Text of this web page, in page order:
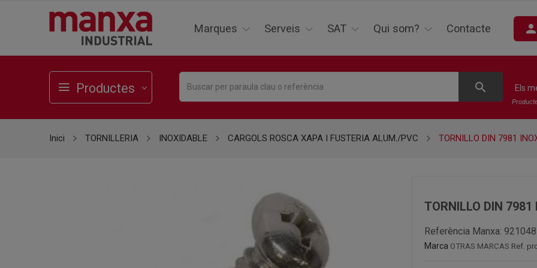
Marques Serveis SAT Qui som? Contacte person
Productes search Els
Inici TORNILLERIA INOXIDABLE CARGOLS ROSCA XAPA I FUSTERIA ALUM./PVC TORNILLO DIN 7981
TORNILLO DIN
Referència Manxa: 921048
Marca OTRAS MARCAS Ref.